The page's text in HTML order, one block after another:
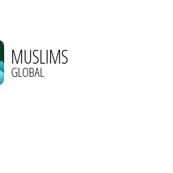
MUSLIMS
GLOBAL